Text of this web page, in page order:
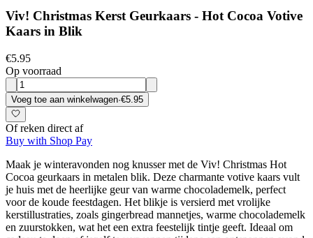
Viv! Christmas Kerst Geurkaars - Hot Cocoa Votive
Kaars in Blik
€5.95
Op voorraad
Voeg toe aan winkelwagen·€5.95
Of reken direct af
Buy with Shop Pay
Maak je winteravonden nog knusser met de Viv! Christmas Hot
Cocoa geurkaars in metalen blik. Deze charmante votive kaars vult
je huis met de heerlijke geur van warme chocolademelk, perfect
voor de koude feestdagen. Het blikje is versierd met vrolijke
kerstillustraties, zoals gingerbread mannetjes, warme chocolademelk
en zuurstokken, wat het een extra feestelijk tintje geeft. Ideaal om